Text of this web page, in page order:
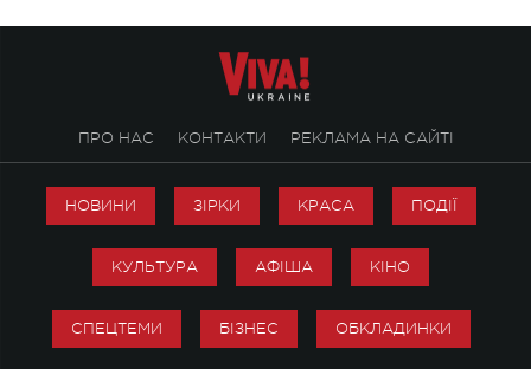
ПРО НАС КОНТАКТИ РЕКЛАМА НА САЙТІ
НОВИНИ ЗІРКИ КРАСА ПОДІЇ
КУЛЬТУРА АФІША КІНО
СПЕЦТЕМИ БІЗНЕС ОБКЛАДИНКИ